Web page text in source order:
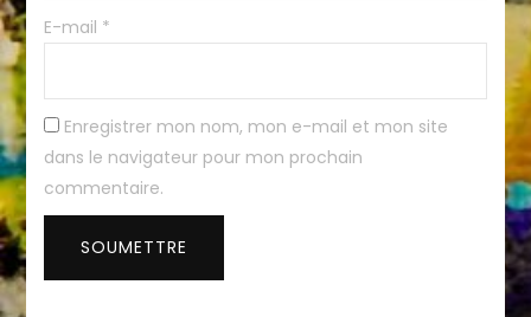
E-mail *
Enregistrer mon nom, mon e-mail et mon site
dans le navigateur pour mon prochain
commentaire.